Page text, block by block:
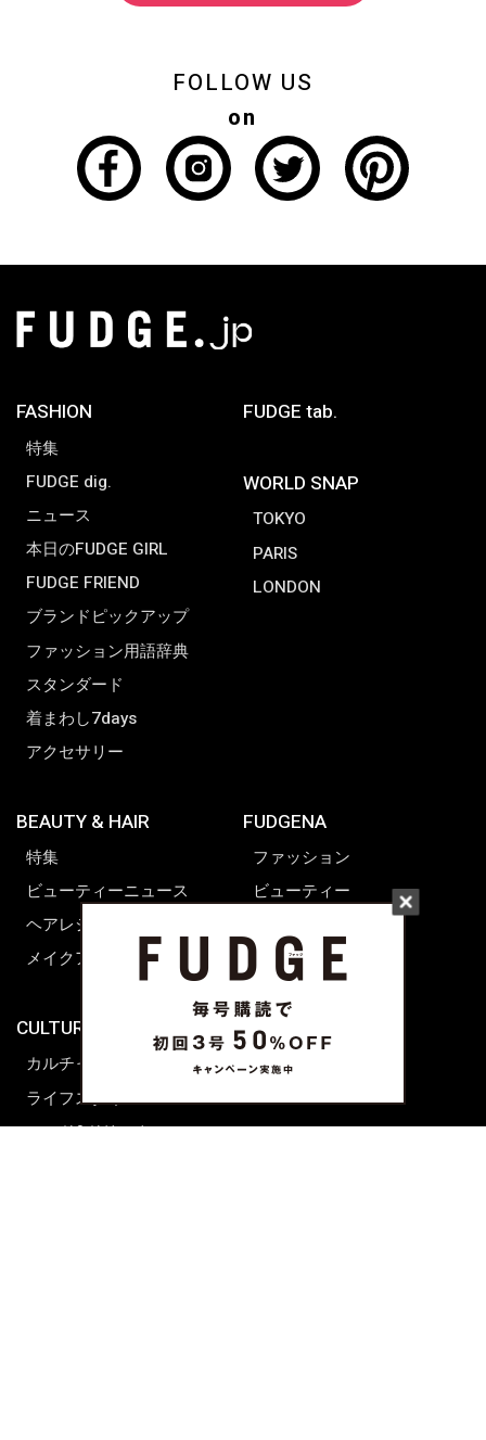
FOLLOW US
on
FASHION
特集
FUDGE dig.
ニュース
本日のFUDGE GIRL
FUDGE FRIEND
ブランドピックアップ
ファッション用語辞典
スタンダード
着まわし7days
アクセサリー
FUDGE tab.
WORLD SNAP
TOKYO
PARIS
LONDON
BEAUTY & HAIR
特集
ビューティーニュース
ヘアレシピ ストーリーズ
メイクアップティップス
CULTURE & LIFE
カルチャー
ライフスタイル
フード&ドリンク
FUDGENA
ファッション
ビューティー
ライフスタイル